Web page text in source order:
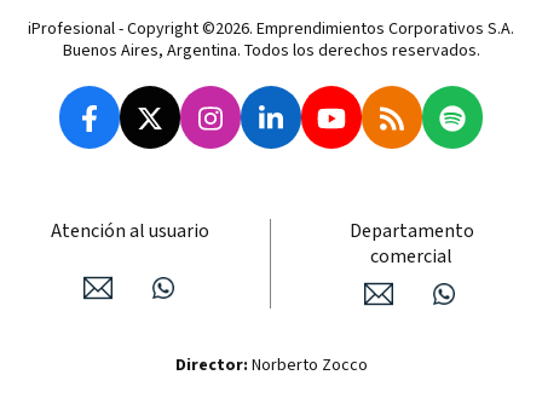
iProfesional - Copyright ©2026. Emprendimientos Corporativos S.A.
Buenos Aires, Argentina. Todos los derechos reservados.
Atención al usuario
Departamento
comercial
Director: Norberto Zocco